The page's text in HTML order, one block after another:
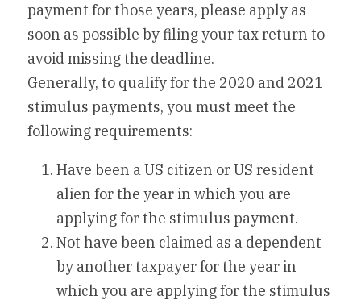
payment for those years, please apply as
soon as possible by filing your tax return to
avoid missing the deadline.
Generally, to qualify for the 2020 and 2021
stimulus payments, you must meet the
following requirements:
Have been a US citizen or US resident
alien for the year in which you are
applying for the stimulus payment.
Not have been claimed as a dependent
by another taxpayer for the year in
which you are applying for the stimulus